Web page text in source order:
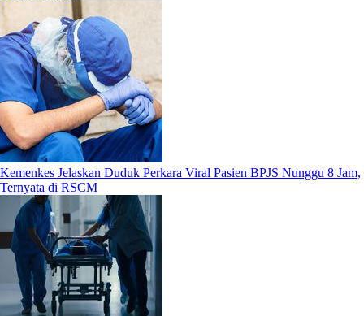
Kemenkes Jelaskan Duduk Perkara Viral Pasien BPJS Nunggu 8 Jam,
Ternyata di RSCM